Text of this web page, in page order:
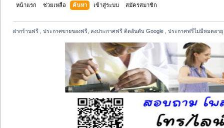
หน้าแรก ช่วยเหลือ ค้นหา เข้าสู่ระบบ สมัครสมาชิก
ฝากร้านฟรี , ประกาศขายของฟรี, ลงประกาศฟรี ติดอันดับ Google , ประกาศฟรีไม่มีหมดอายุ